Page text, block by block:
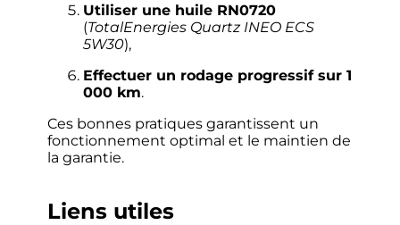
Utiliser une huile RN0720
(TotalEnergies Quartz INEO ECS
5W30),
Effectuer un rodage progressif sur 1
000 km.
Ces bonnes pratiques garantissent un
fonctionnement optimal et le maintien de
la garantie.
Liens utiles